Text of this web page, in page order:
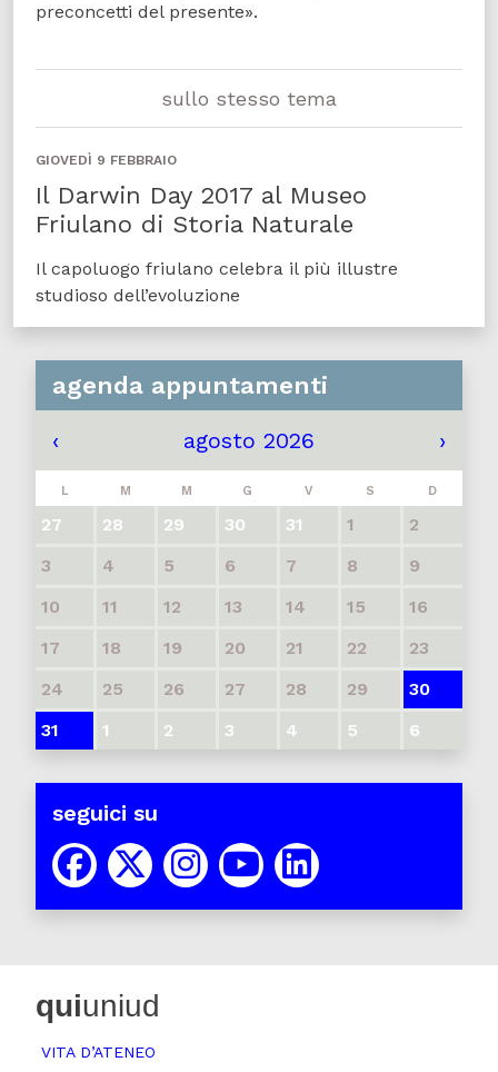
preconcetti del presente».
sullo stesso tema
GIOVEDÌ 9 FEBBRAIO
Il Darwin Day 2017 al Museo
Friulano di Storia Naturale
Il capoluogo friulano celebra il più illustre
studioso dell’evoluzione
agenda appuntamenti
‹ agosto 2026 ›
L M M G V S D
27 28 29 30 31 1
2
3
4 5 6 7 8
9
10
11 12 13 14 15
16
17
18 19 20 21 22
23
24
25 26 27 28 29
30
31
1 2 3 4 5 6
seguici su
quiuniud
VITA D’ATENEO